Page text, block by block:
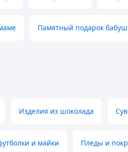
Памятный подарок
Изделия из шоколада
и майки Пледы и